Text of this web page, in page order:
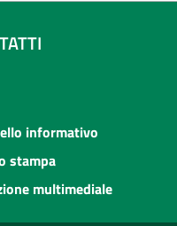
informativo
stampa
multimediale